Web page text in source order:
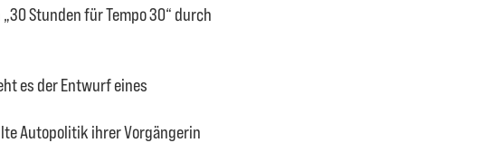
Stunden für Tempo 30“ durch
es der Entwurf eines
Autopolitik ihrer Vorgängerin